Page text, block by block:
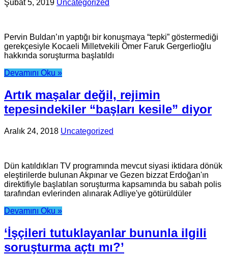
Şubat 5, 2019 Uncategorized
Pervin Buldan’ın yaptığı bir konuşmaya “tepki” göstermediği
gerekçesiyle Kocaeli Milletvekili Ömer Faruk Gergerlioğlu
hakkında soruşturma başlatıldı
Devamını Oku »
Artık maşalar değil, rejimin
tepesindekiler “başları kesile” diyor
Aralık 24, 2018 Uncategorized
Dün katıldıkları TV programında mevcut siyasi iktidara dönük
eleştirilerde bulunan Akpınar ve Gezen bizzat Erdoğan'ın
direktifiyle başlatılan soruşturma kapsamında bu sabah polis
tarafından evlerinden alınarak Adliye'ye götürüldüler
Devamını Oku »
‘İşçileri tutuklayanlar bununla ilgili
soruşturma açtı mı?’